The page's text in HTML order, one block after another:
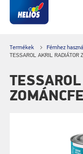
Termékek
Fémhez
TESSAROL AKRIL RADIÁTOR